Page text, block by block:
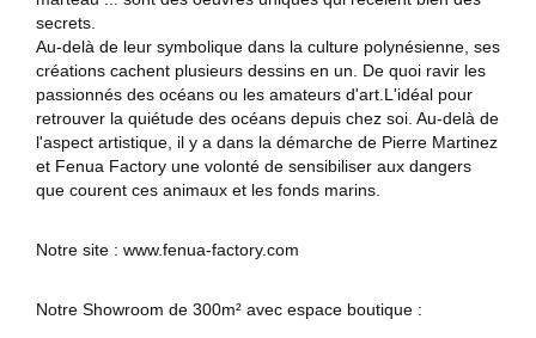
secrets.
Au-delà de leur symbolique dans la culture polynésienne, ses
créations cachent plusieurs dessins en un. De quoi ravir les
passionnés des océans ou les amateurs d'art.L'idéal pour
retrouver la quiétude des océans depuis chez soi. Au-delà de
l'aspect artistique, il y a dans la démarche de Pierre Martinez
et Fenua Factory une volonté de sensibiliser aux dangers
que courent ces animaux et les fonds marins.
Notre site : www.fenua-factory.com
Notre Showroom de 300m² avec espace boutique :